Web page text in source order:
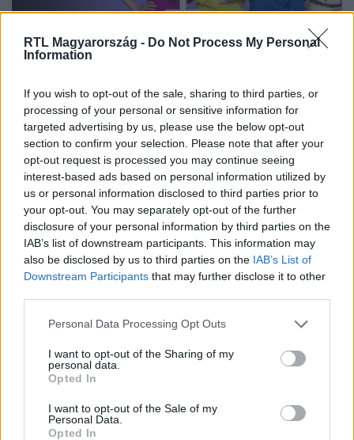
RTL Magyarország - Do Not Process My Personal
Information
If you wish to opt-out of the sale, sharing to third parties, or
processing of your personal or sensitive information for
targeted advertising by us, please use the below opt-out
section to confirm your selection. Please note that after your
opt-out request is processed you may continue seeing
interest-based ads based on personal information utilized by
us or personal information disclosed to third parties prior to
your opt-out. You may separately opt-out of the further
disclosure of your personal information by third parties on the
IAB’s list of downstream participants. This information may
also be disclosed by us to third parties on the IAB’s List of
Downstream Participants that may further disclose it to other
Please note that this website/app uses one or more Google
not limited to your visit or usage behaviour. You may click to
grant or deny consent to Google and its third-party tags to
use your data for below specified purposes in below Google
consent section.
Personal Data Processing Opt Outs
I want to opt-out of the Sharing of my
personal data.
Opted In
I want to opt-out of the Sale of my
Personal Data.
Opted In
Itt állítsd be, hogy az RTL.hu az elsők között
legyen a Google-találatokban!
Kövess minket, és értesülj a friss hírekről a
Facebookon is!